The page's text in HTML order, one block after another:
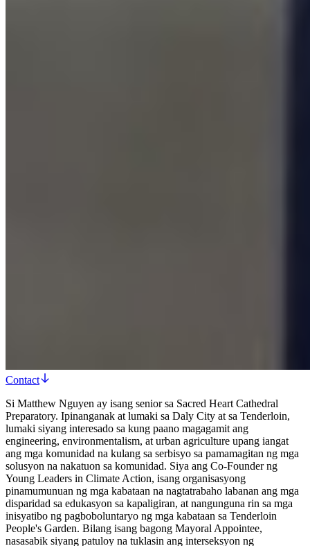
Contact
Si Matthew Nguyen ay isang senior sa Sacred Heart Cathedral
Preparatory. Ipinanganak at lumaki sa Daly City at sa Tenderloin,
lumaki siyang interesado sa kung paano magagamit ang
engineering, environmentalism, at urban agriculture upang iangat
ang mga komunidad na kulang sa serbisyo sa pamamagitan ng mga
solusyon na nakatuon sa komunidad. Siya ang Co-Founder ng
Young Leaders in Climate Action, isang organisasyong
pinamumunuan ng mga kabataan na nagtatrabaho labanan ang mga
disparidad sa edukasyon sa kapaligiran, at nangunguna rin sa mga
inisyatibo ng pagboboluntaryo ng mga kabataan sa Tenderloin
People's Garden. Bilang isang bagong Mayoral Appointee,
nasasabik siyang patuloy na tuklasin ang interseksyon ng